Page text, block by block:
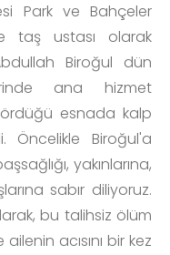
Park ve Bahçeler
taş ustası olarak
Biroğul dün
ana hizmet
esnada kalp
Öncelikle Biroğul'a
yakınlarına,
sabır diliyoruz.
bu talihsiz ölüm
acısını bir kez